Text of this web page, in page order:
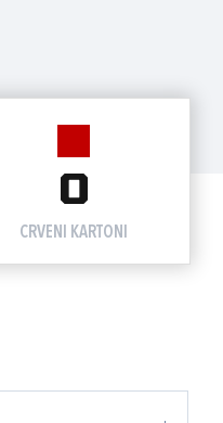
0
CRVENI KARTONI